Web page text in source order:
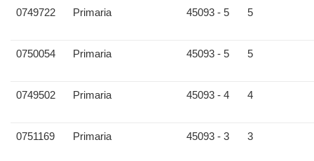
0749722 Primaria 45093 - 5 5
0750054 Primaria 45093 - 5 5
0749502 Primaria 45093 - 4 4
0751169 Primaria 45093 - 3 3